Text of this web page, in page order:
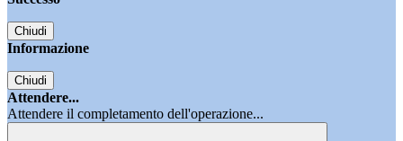
Chiudi
Informazione
Chiudi
Attendere...
Attendere il completamento dell'operazione...